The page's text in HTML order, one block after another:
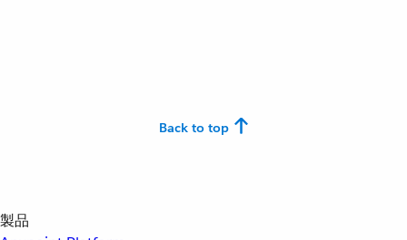
Back to top
製品